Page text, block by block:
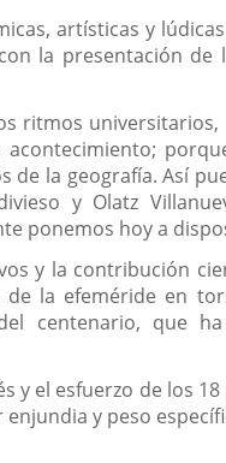
artísticas y
la presentación de
ritmos
la geografía. Así
y Olatz
ponemos hoy a
y la contribución
la efeméride en
centenario, que
el esfuerzo de los
y peso